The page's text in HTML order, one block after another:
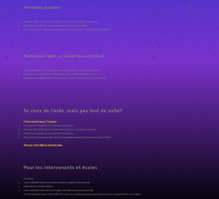
Ateliers dans les écoles, maisons de jeunes et milieux jeunesse
Formation sentinelle (pour apprendre à repérer et aider)
Activités pour comprendre la détresse, mettre des mots, briser les tabous
Prévention et ateliers
Accompagnement des milieux touchés (école, sport, travail, amis)
Groupes ou rencontres individuelles pour t’aider à traverser ça
Support pour apprendre à vivre avec ce que tu ressens, sans jugement
Postvention (après un suicide ou une tentive)
Tu veux de l'aide, mais pas tout de suite?
C’est correct aussi. Tu peux :
Lire sur les émotions & la gestion du stress
Trouver des outils pour mettre des mots sur ce que tu ressens
Parler à un adulte ou à un ami de confiance
Nous écrire ou demander qu’on te rappelle pendant nos heures d’ouverture
Tout ça, c’est déjà un premier pas.
Pour les intervenants et écoles
On peut :
vous soutenir dans vos interventions auprès d’un.e jeune
faire de la co-intervention
vous orienter sur comment agir si un élève pense au suicide
On ne remplace pas votre rôle. On vous accompagne pour que le jeune reste entouré dans son milieu.